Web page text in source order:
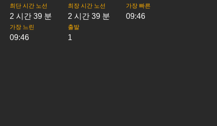
최단 시간 노선
2 시간 39 분
최장 시간 노선
2 시간 39 분
가장 빠른
09:46
가장 느린
09:46
출발
1